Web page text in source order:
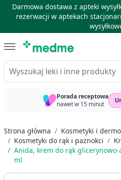
Darmowa dostawa z apteki
rezerwacji w aptekach
Wyszukaj leki i inne produkty
Porada receptowa
nawet w 15 minut
Strona główna / Kosmetyki i
/ Kosmetyki do rąk i paznokci /
/ Anida, krem do rąk
ml